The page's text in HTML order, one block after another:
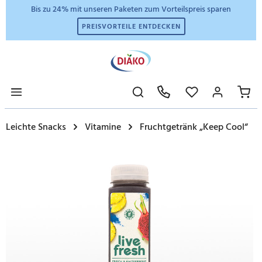
Bis zu 24% mit unseren Paketen zum Vorteilspreis sparen
PREISVORTEILE ENTDECKEN
Leichte Snacks Vitamine Fruchtgetränk „Keep Cool“